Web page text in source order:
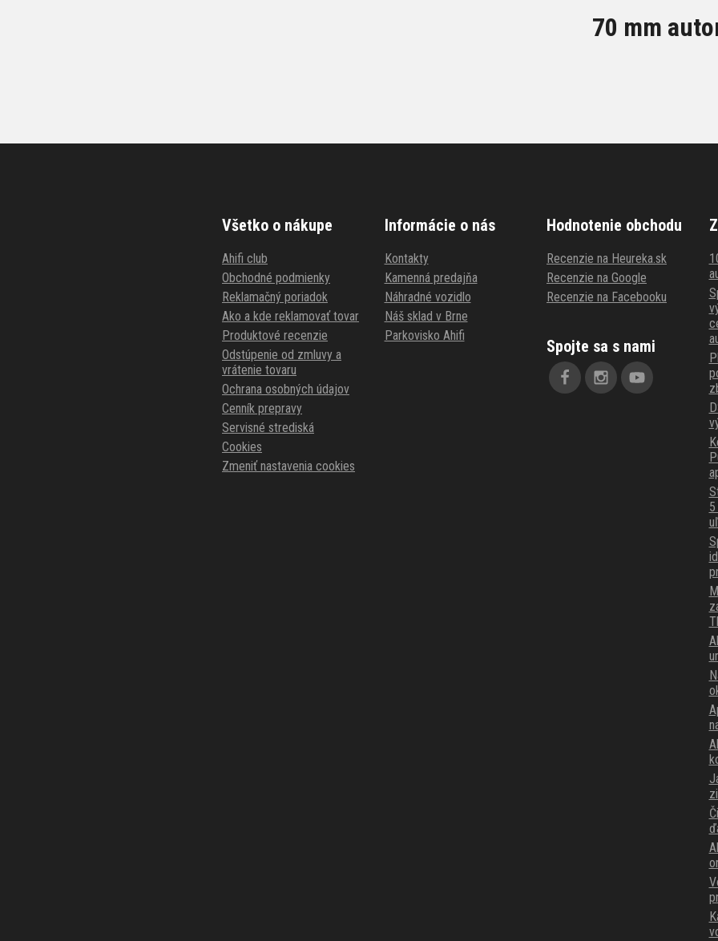
70 mm
Všetko o nákupe
Ahifi club
Obchodné podmienky
Reklamačný poriadok
Ako a kde reklamovať tovar
Produktové recenzie
Odstúpenie od zmluvy a
vrátenie tovaru
Ochrana osobných údajov
Cenník prepravy
Servisné strediská
Cookies
Zmeniť nastavenia cookies
Informácie o nás
Kontakty
Kamenná predajňa
Náhradné vozidlo
Náš sklad v Brne
Parkovisko Ahifi
Hodnotenie obchodu
Recenzie na Heureka.sk
Recenzie na Google
Recenzie na Facebooku
Spojte sa s nami